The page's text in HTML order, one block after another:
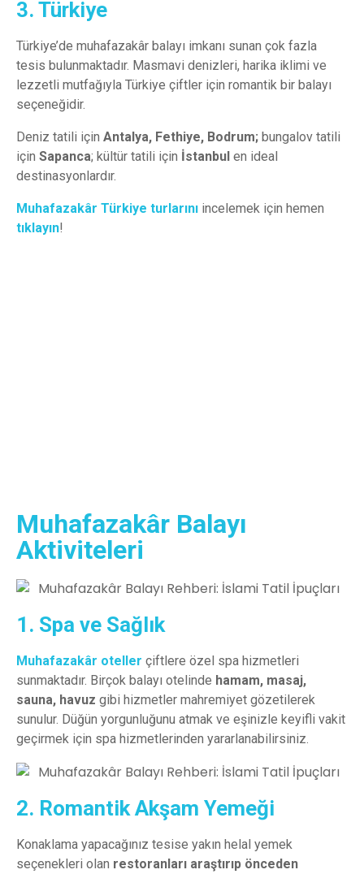
3. Türkiye
Türkiye’de muhafazakâr balayı imkanı sunan çok fazla
tesis bulunmaktadır. Masmavi denizleri, harika iklimi ve
lezzetli mutfağıyla Türkiye çiftler için romantik bir balayı
seçeneğidir.
Deniz tatili için Antalya, Fethiye, Bodrum; bungalov tatili
için Sapanca; kültür tatili için İstanbul en ideal
destinasyonlardır.
Muhafazakâr Türkiye turlarını incelemek için hemen
tıklayın!
Muhafazakâr Balayı
Aktiviteleri
1. Spa ve Sağlık
Muhafazakâr oteller çiftlere özel spa hizmetleri
sunmaktadır. Birçok balayı otelinde hamam, masaj,
sauna, havuz gibi hizmetler mahremiyet gözetilerek
sunulur. Düğün yorgunluğunu atmak ve eşinizle keyifli vakit
geçirmek için spa hizmetlerinden yararlanabilirsiniz.
2. Romantik Akşam Yemeği
Konaklama yapacağınız tesise yakın helal yemek
seçenekleri olan restoranları araştırıp önceden